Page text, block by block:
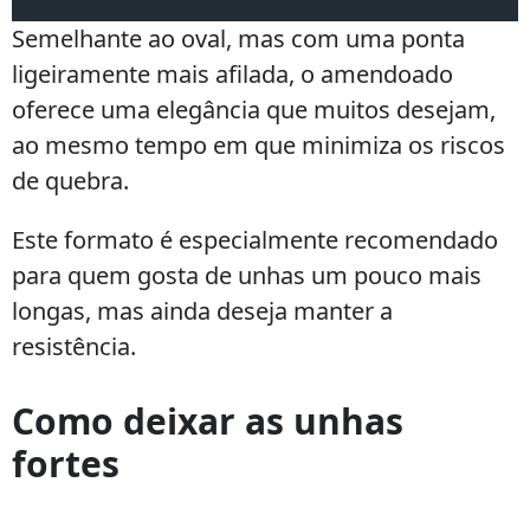
Semelhante ao oval, mas com uma ponta
ligeiramente mais afilada, o amendoado
oferece uma elegância que muitos desejam,
ao mesmo tempo em que minimiza os riscos
de quebra.
Este formato é especialmente recomendado
para quem gosta de unhas um pouco mais
longas, mas ainda deseja manter a
resistência.
Como deixar as unhas
fortes